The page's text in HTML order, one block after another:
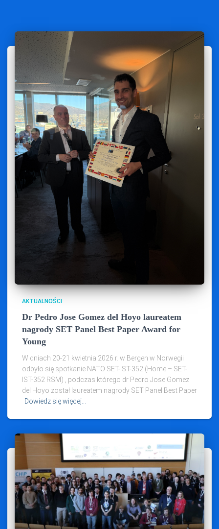
AKTUALNOŚCI
Dr Pedro Jose Gomez del Hoyo laureatem
nagrody SET Panel Best Paper Award for
Young
W dniach 20-21 kwietnia 2026 r. w Bergen w Norwegii
odbyło się spotkanie NATO SET-IST-352 (Home – SET-
IST-352 RSM) , podczas którego dr Pedro Jose Gomez
del Hoyo został laureatem nagrody SET Panel Best Paper
Dowiedz się więcej…